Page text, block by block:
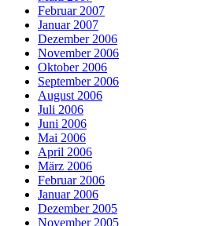
Februar 2007
Januar 2007
Dezember 2006
November 2006
Oktober 2006
September 2006
August 2006
Juli 2006
Juni 2006
Mai 2006
April 2006
März 2006
Februar 2006
Januar 2006
Dezember 2005
November 2005